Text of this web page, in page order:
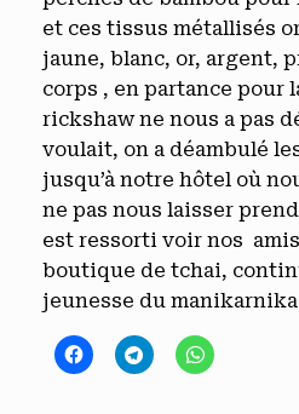
et ces tissus métallisés
jaune, blanc, or, argent,
corps , en partance pour
rickshaw ne nous a pas
voulait, on a déambulé
jusqu’à notre hôtel où
ne pas nous laisser
est ressorti voir nos
boutique de tchai,
jeunesse du manikarnika